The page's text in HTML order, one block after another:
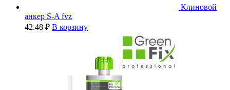
Клиновой
анкер S-A fvz
42.48 ₽ В корзину